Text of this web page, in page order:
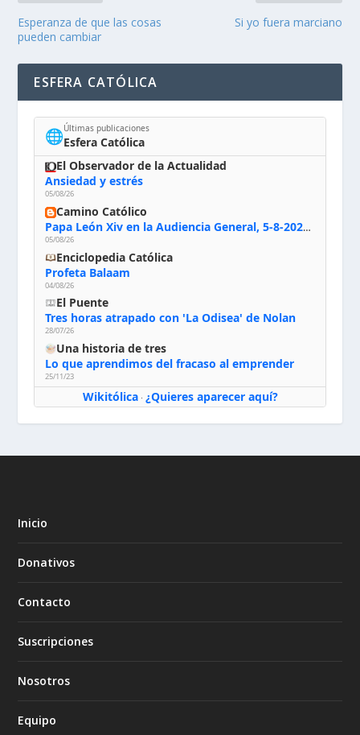
Esperanza de que las cosas
pueden cambiar
Si yo fuera marciano
ESFERA CATÓLICA
🌐Últimas publicaciones
Esfera Católica
El Observador de la Actualidad
Ansiedad y estrés
05/08/26
Camino Católico
Papa León Xiv en la Audiencia General, 5-8-2026: «Dios en el primer puesto; la oración, nuestra primera obligación; la liturgia, la primera fuente de la vida divina que se nos comunica, la primera escuela de nuestra vida espiritual»
05/08/26
Enciclopedia Católica
Profeta Balaam
04/08/26
El Puente
Tres horas atrapado con 'La Odisea' de Nolan
28/07/26
Una historia de tres
Lo que aprendimos del fracaso al emprender
25/11/23
Wikitólica· ¿Quieres aparecer aquí?
Inicio
Donativos
Contacto
Suscripciones
Nosotros
Equipo